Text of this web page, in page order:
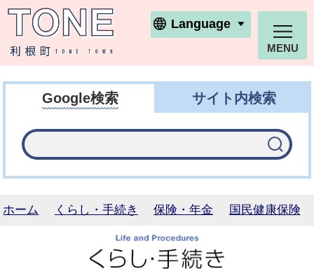
利根町ホームページ
Language
MENU
Google検索 サイト内検索
ホーム くらし・手続き 保険・年金 国民健康保険